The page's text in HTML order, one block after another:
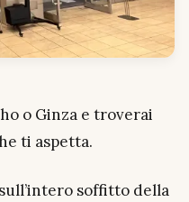
o Ginza e troverai
ti aspetta.
soffitto della